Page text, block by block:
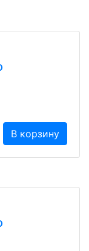
В корзину